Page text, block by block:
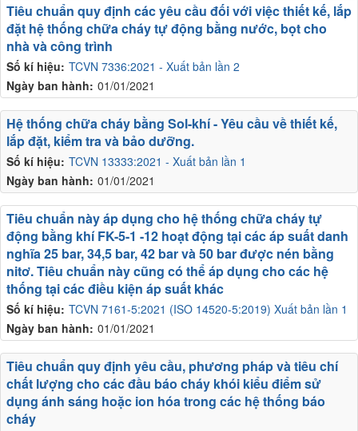
Số kí hiệu: TCVN 7336:2021 - Xuất bản lần 2
Ngày ban hành: 01/01/2021
Tiêu chuẩn quy định các yêu cầu đối với việc thiết kế, lắp
đặt hệ thống chữa cháy tự động bằng nước, bọt cho
nhà và công trình
Số kí hiệu: TCVN 13333:2021 - Xuất bản lần 1
Ngày ban hành: 01/01/2021
Hệ thống chữa cháy bằng Sol-khí - Yêu cầu về thiết kế,
lắp đặt, kiểm tra và bảo dưỡng.
Số kí hiệu: TCVN 7161-5:2021 (ISO 14520-5:2019) Xuất bản lần 1
Ngày ban hành: 01/01/2021
Tiêu chuẩn này áp dụng cho hệ thống chữa cháy tự
động bằng khí FK-5-1 -12 hoạt động tại các áp suất danh
nghĩa 25 bar, 34,5 bar, 42 bar và 50 bar được nén bằng
nitơ. Tiêu chuẩn này cũng có thể áp dụng cho các hệ
thống tại các điều kiện áp suất khác
Tiêu chuẩn quy định yêu cầu, phương pháp và tiêu chí
chất lượng cho các đầu báo cháy khói kiểu điểm sử
dụng ánh sáng hoặc ion hóa trong các hệ thống báo
cháy